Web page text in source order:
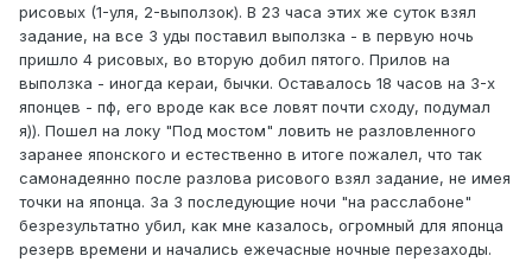
рисовых (1-уля, 2-выползок). В 23 часа этих же суток взял
задание, на все 3 уды поставил выползка - в первую ночь
пришло 4 рисовых, во вторую добил пятого. Прилов на
выползка - иногда кераи, бычки. Оставалось 18 часов на 3-х
японцев - пф, его вроде как все ловят почти сходу, подумал
я)). Пошел на локу "Под мостом" ловить не разловленного
заранее японского и естественно в итоге пожалел, что так
самонадеянно после разлова рисового взял задание, не имея
точки на японца. За 3 последующие ночи "на расслабоне"
безрезультатно убил, как мне казалось, огромный для японца
резерв времени и начались ежечасные ночные перезаходы.